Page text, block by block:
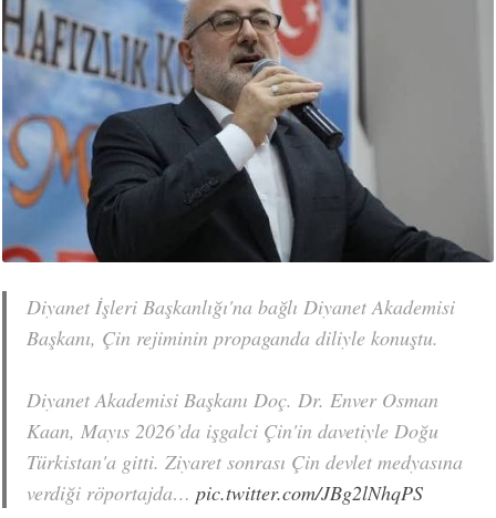
Diyanet İşleri Başkanlığı'na bağlı Diyanet Akademisi
Başkanı, Çin rejiminin propaganda diliyle konuştu.
Diyanet Akademisi Başkanı Doç. Dr. Enver Osman
Kaan, Mayıs 2026’da işgalci Çin'in davetiyle Doğu
Türkistan'a gitti. Ziyaret sonrası Çin devlet medyasına
verdiği röportajda…
pic.twitter.com/JBg2lNhqPS